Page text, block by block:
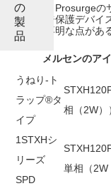
これは、Prosurgeの
ルサージ保護デバイ
です。不明な点があ
メルセンのア
うねり-ト
ラップ®タ
イプ
1STXHシ
リーズ
SPD
相（2W）
単相（2W
の
製
品